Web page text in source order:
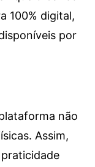
100% digital,
por
não
Assim,